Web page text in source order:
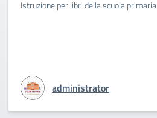
Istruzione per libri della scuola primaria
administrator